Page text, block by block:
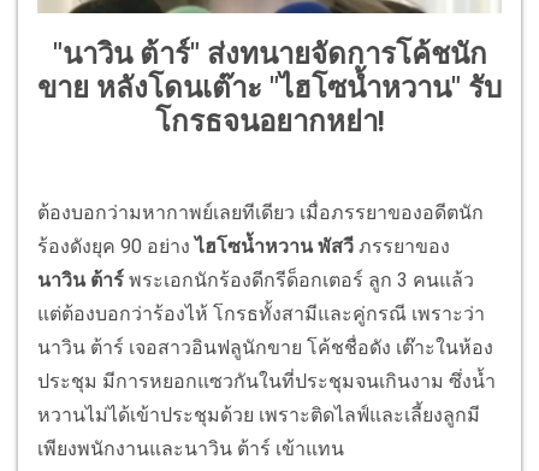
"นาวิน ต้าร์" ส่งทนายจัดการโค้ชนัก
ขาย หลังโดนเต๊าะ "ไฮโซน้ำหวาน" รับ
โกรธจนอยากหย่า!
ต้องบอกว่ามหากาพย์เลยทีเดียว เมื่อภรรยาของอดีตนัก
ร้องดังยุค 90 อย่างไฮโซน้ำหวาน พัสวี ภรรยาของ
นาวิน ต้าร์ พระเอกนักร้องดีกรีด็อกเตอร์ ลูก 3 คนแล้ว
แต่ต้องบอกว่าร้องไห้ โกรธทั้งสามีและคู่กรณี เพราะว่า
นาวิน ต้าร์ เจอสาวอินฟลูนักขาย โค้ชชื่อดัง เต๊าะในห้อง
ประชุม มีการหยอกแซวกันในที่ประชุมจนเกินงาม ซึ่งน้ำ
หวานไม่ได้เข้าประชุมด้วย เพราะติดไลฟ์และเลี้ยงลูกมี
เพียงพนักงานและนาวิน ต้าร์ เข้าแทน